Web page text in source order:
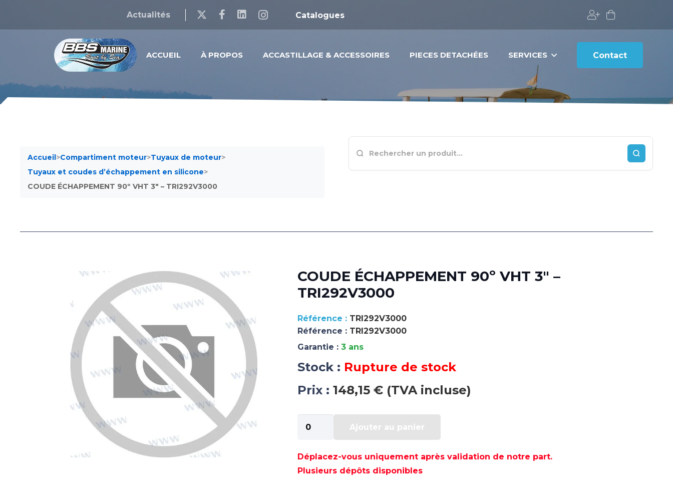
Actualités Catalogues
ACCUEIL À PROPOS ACCASTILLAGE & ACCESSOIRES PIECES DETACHÉES SERVICES Contact
Accueil>Compartiment moteur>Tuyaux de moteur>
Tuyaux et coudes d’échappement en silicone>
COUDE ÉCHAPPEMENT 90º VHT 3″ – TRI292V3000
COUDE ÉCHAPPEMENT 90º VHT 3″ –
TRI292V3000
TRI292V3000
Référence : TRI292V3000
Garantie : 3 ans
Stock : Rupture de stock
Prix : 148,15 € (TVA incluse)
de
ÉCHAPPEMENT
90º
Ajouter au panier
Déplacez-vous uniquement après validation de notre part.
Plusieurs dépôts disponibles